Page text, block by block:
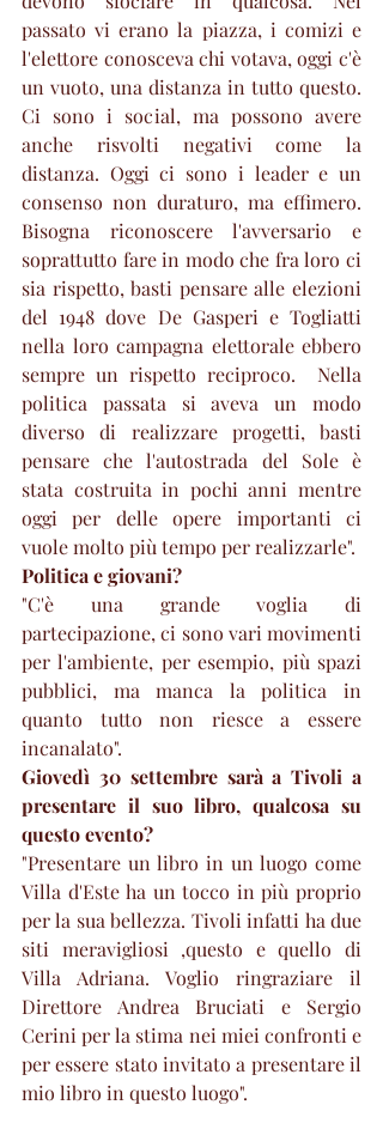
passato vi erano la piazza, i comizi e
l'elettore conosceva chi votava, oggi c'è
un vuoto, una distanza in tutto questo.
Ci sono i social, ma possono avere
anche risvolti negativi come la
distanza. Oggi ci sono i leader e un
consenso non duraturo, ma effimero.
Bisogna riconoscere l'avversario e
soprattutto fare in modo che fra loro ci
sia rispetto, basti pensare alle elezioni
del 1948 dove De Gasperi e Togliatti
nella loro campagna elettorale ebbero
sempre un rispetto reciproco.  Nella
politica passata si aveva un modo
diverso di realizzare progetti, basti
pensare che l'autostrada del Sole è
stata costruita in pochi anni mentre
oggi per delle opere importanti ci
vuole molto più tempo per realizzarle".
Politica e giovani?
"C'è una grande voglia di
partecipazione, ci sono vari movimenti
per l'ambiente, per esempio, più spazi
pubblici, ma manca la politica in
quanto tutto non riesce a essere
incanalato".
Giovedì 30 settembre sarà a Tivoli a
presentare il suo libro, qualcosa su
questo evento?
"Presentare un libro in un luogo come
Villa d'Este ha un tocco in più proprio
per la sua bellezza. Tivoli infatti ha due
siti meravigliosi ,questo e quello di
Villa Adriana. Voglio ringraziare il
Direttore Andrea Bruciati e Sergio
Cerini per la stima nei miei confronti e
per essere stato invitato a presentare il
mio libro in questo luogo".